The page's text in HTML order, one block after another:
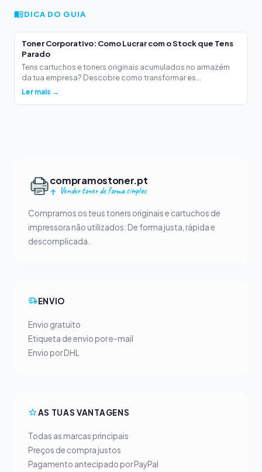
DICA DO GUIA
Toner Corporativo: Como Lucrar com o Stock que Tens
Parado
Tens cartuchos e toners originais acumulados no armazém
da tua empresa? Descobre como transformar es...
Ler mais →
compramostoner.pt
Vender toner de forma simples
Compramos os teus toners originais e cartuchos de
impressora não utilizados. De forma justa, rápida e
descomplicada.
ENVIO
Envio gratuito
Etiqueta de envio por e-mail
Envio por DHL
AS TUAS VANTAGENS
Todas as marcas principais
Preços de compra justos
Pagamento antecipado por PayPal